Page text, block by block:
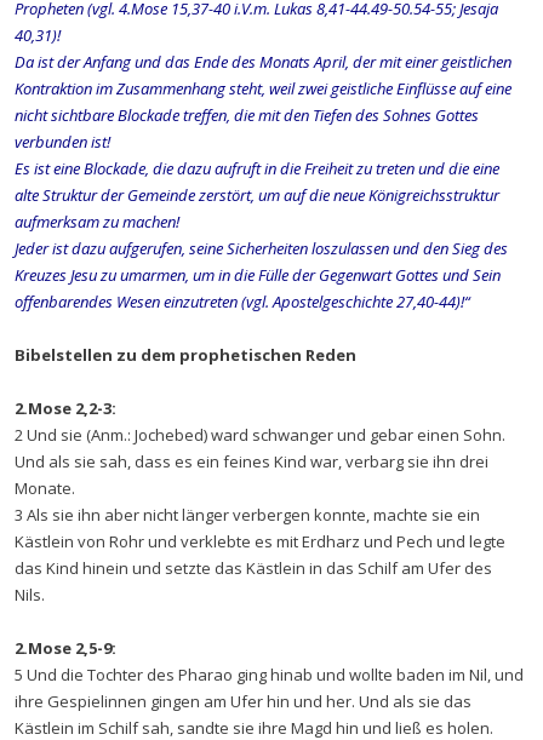
Propheten (vgl. 4.Mose 15,37-40 i.V.m. Lukas 8,41-44.49-50.54-55; Jesaja
40,31)!
Da ist der Anfang und das Ende des Monats April, der mit einer geistlichen
Kontraktion im Zusammenhang steht, weil zwei geistliche Einflüsse auf eine
nicht sichtbare Blockade treffen, die mit den Tiefen des Sohnes Gottes
verbunden ist!
Es ist eine Blockade, die dazu aufruft in die Freiheit zu treten und die eine
alte Struktur der Gemeinde zerstört, um auf die neue Königreichsstruktur
aufmerksam zu machen!
Jeder ist dazu aufgerufen, seine Sicherheiten loszulassen und den Sieg des
Kreuzes Jesu zu umarmen, um in die Fülle der Gegenwart Gottes und Sein
offenbarendes Wesen einzutreten (vgl. Apostelgeschichte 27,40-44)!“
Bibelstellen zu dem prophetischen Reden
2.Mose 2,2-3:
2 Und sie (Anm.: Jochebed) ward schwanger und gebar einen Sohn.
Und als sie sah, dass es ein feines Kind war, verbarg sie ihn drei
Monate.
3 Als sie ihn aber nicht länger verbergen konnte, machte sie ein
Kästlein von Rohr und verklebte es mit Erdharz und Pech und legte
das Kind hinein und setzte das Kästlein in das Schilf am Ufer des
Nils.
2.Mose 2,5-9:
5 Und die Tochter des Pharao ging hinab und wollte baden im Nil, und
ihre Gespielinnen gingen am Ufer hin und her. Und als sie das
Kästlein im Schilf sah, sandte sie ihre Magd hin und ließ es holen.